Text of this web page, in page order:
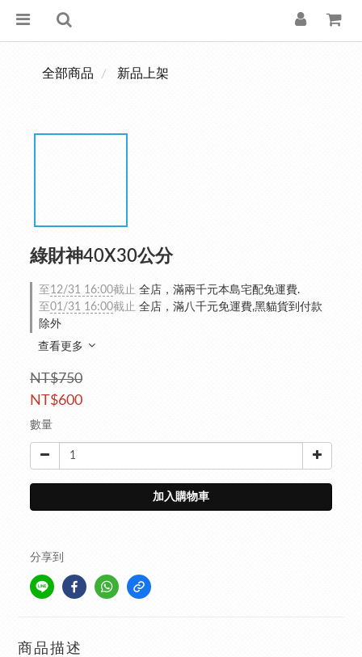
全部商品 新品上架
綠財神40X30公分
至 12/31 16:00截止 全店，滿兩千元本島宅配免運費.
至01/31 16:00截止 全店，滿八千元免運費,黑貓貨到付款
除外
查看更多
NT$750
NT$600
數量
加入購物車
分享到
商品描述